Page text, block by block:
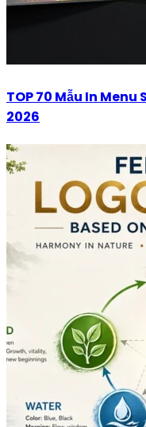
TOP 70 Mẫu In Menu
2026